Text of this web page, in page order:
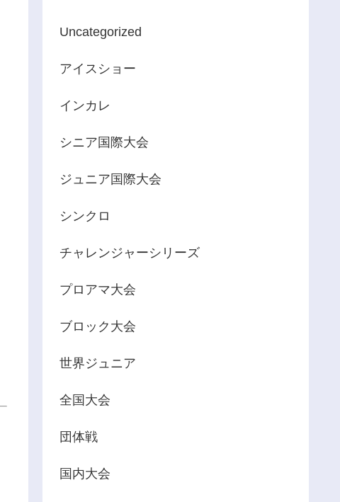
Uncategorized
アイスショー
インカレ
シニア国際大会
ジュニア国際大会
シンクロ
チャレンジャーシリーズ
プロアマ大会
ブロック大会
世界ジュニア
全国大会
団体戦
国内大会